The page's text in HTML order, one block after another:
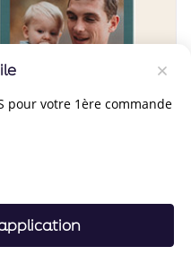
pour votre 1ère commande